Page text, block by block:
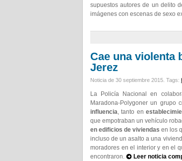
supuestos autores de un delito
imágenes con escenas de sexo
Cae una violenta
Jerez
Noticia de 30 septiembre 2015. Tags:
La
Policía Nacional en
Maradona-Polygoner un grupo
influencia, tanto en
que empotraban un vehículo
en edificios de viviendas en los
incluso de un asalto a una
moradores en el interior y en el
encontraron.
Leer noticia